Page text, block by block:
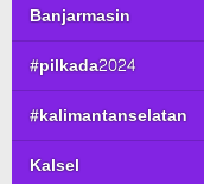
Banjarmasin
#pilkada2024
#kalimantanselatan
Kalsel